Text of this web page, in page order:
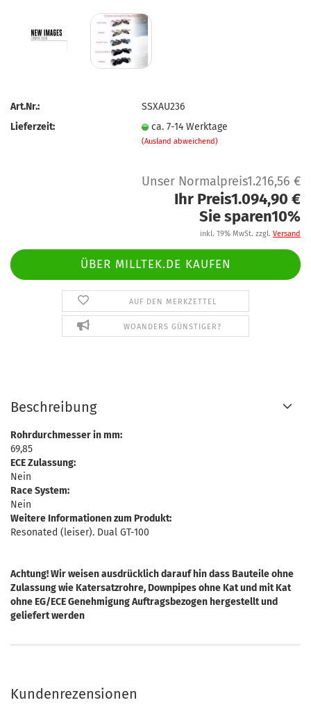
Art.Nr.:
SSXAU236
Lieferzeit:
ca. 7-14 Werktage
(Ausland abweichend)
Unser Normalpreis1.216,56 €
Ihr Preis1.094,90 €
Sie sparen10%
inkl. 19% MwSt. zzgl. Versand
ÜBER MILLTEK.DE KAUFEN
AUF DEN MERKZETTEL
WOANDERS GÜNSTIGER?
Beschreibung
Rohrdurchmesser in mm:
69,85
ECE Zulassung:
Nein
Race System:
Nein
Weitere Informationen zum Produkt:
Resonated (leiser). Dual GT-100
Achtung! Wir weisen ausdrücklich darauf hin dass Bauteile ohne
Zulassung wie Katersatzrohre, Downpipes ohne Kat und mit Kat
ohne EG/ECE Genehmigung Auftragsbezogen hergestellt und
geliefert werden
Kundenrezensionen